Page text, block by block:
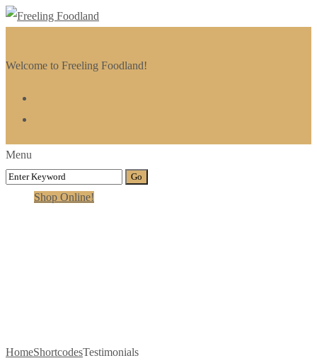
Welcome to Freeling Foodland!
Menu
Shop Online!
HomeShortcodesTestimonials